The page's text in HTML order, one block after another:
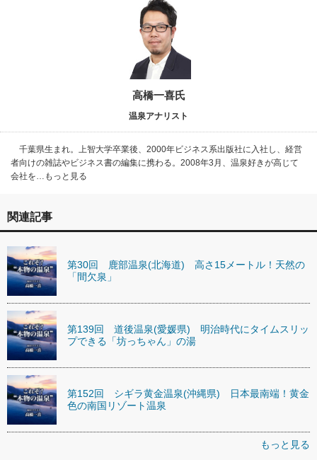
高橋一喜氏
温泉アナリスト
千葉県生まれ。上智大学卒業後、2000年ビジネス系出版社に入社し、経営
者向けの雑誌やビジネス書の編集に携わる。2008年3月、温泉好きが高じて
会社を…もっと見る
関連記事
第30回 鹿部温泉(北海道) 高さ15メートル！天然の
「間欠泉」
第139回 道後温泉(愛媛県) 明治時代にタイムスリッ
プできる「坊っちゃん」の湯
第152回 シギラ黄金温泉(沖縄県) 日本最南端！黄金
色の南国リゾート温泉
もっと見る